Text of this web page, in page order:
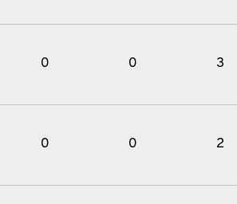
0 0 3
0 0 2